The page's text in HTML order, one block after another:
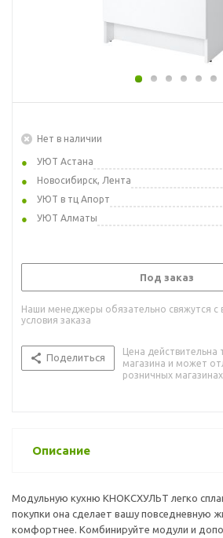
Нет в наличии
УЮТ Астана
Новосибирск, Лента
УЮТ в тц Апорт
УЮТ Алматы
Под заказ
Наши менеджеры обязательно свяжутся с
условия заказа
Поделиться
Цена действительна
магазина и может
розничных магазинах
Описание
Модульную кухню КНОКСХУЛЬТ легко
покупки она сделает вашу повседневную
комфортнее. Комбинируйте модули и